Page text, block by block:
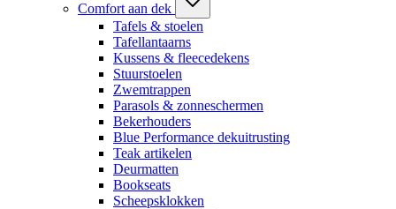
Comfort aan dek
Tafels & stoelen
Tafellantaarns
Kussens & fleecedekens
Stuurstoelen
Zwemtrappen
Parasols & zonneschermen
Bekerhouders
Blue Performance dekuitrusting
Teak artikelen
Deurmatten
Bookseats
Scheepsklokken